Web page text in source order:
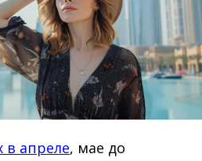
в апреле, мае до